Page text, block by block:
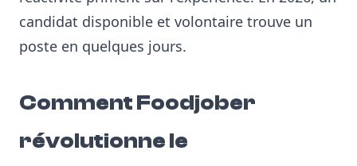
candidat disponible et volontaire trouve un
poste en quelques jours.
Comment Foodjober
révolutionne le